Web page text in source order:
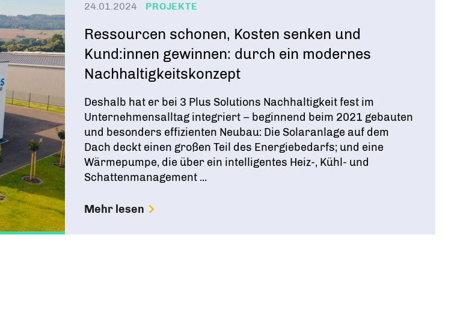
24.01.2024 PROJEKTE
Ressourcen schonen, Kosten senken und
Kund:innen gewinnen: durch ein modernes
Nachhaltigkeitskonzept
Deshalb hat er bei 3 Plus Solutions Nachhaltigkeit fest im
Unternehmensalltag integriert – beginnend beim 2021 gebauten
und besonders effizienten Neubau: Die Solaranlage auf dem
Dach deckt einen großen Teil des Energiebedarfs; und eine
Wärmepumpe, die über ein intelligentes Heiz-, Kühl- und
Schattenmanagement ...
Mehr lesen